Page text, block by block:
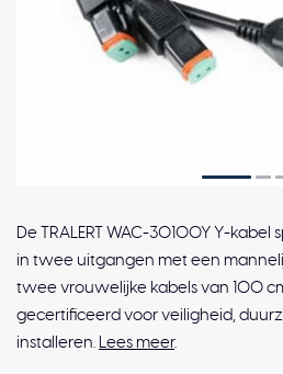
De TRALERT WAC-30100Y Y-kabel
in twee uitgangen met een
twee vrouwelijke kabels van 100
gecertificeerd voor veiligheid,
installeren. Lees meer.